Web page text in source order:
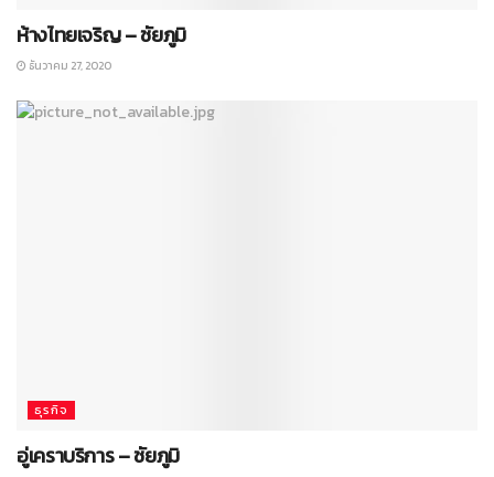
ห้างไทยเจริญ – ชัยภูมิ
ธันวาคม 27, 2020
ธุรกิจ
อู่เคราบริการ – ชัยภูมิ